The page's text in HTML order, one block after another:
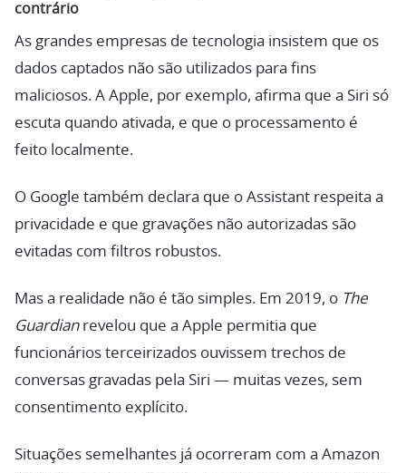
contrário
As grandes empresas de tecnologia insistem que os
dados captados não são utilizados para fins
maliciosos. A Apple, por exemplo, afirma que a Siri só
escuta quando ativada, e que o processamento é
feito localmente.
O Google também declara que o Assistant respeita a
privacidade e que gravações não autorizadas são
evitadas com filtros robustos.
Mas a realidade não é tão simples. Em 2019, o The
Guardianrevelou que a Apple permitia que
funcionários terceirizados ouvissem trechos de
conversas gravadas pela Siri — muitas vezes, sem
consentimento explícito.
Situações semelhantes já ocorreram com a Amazon